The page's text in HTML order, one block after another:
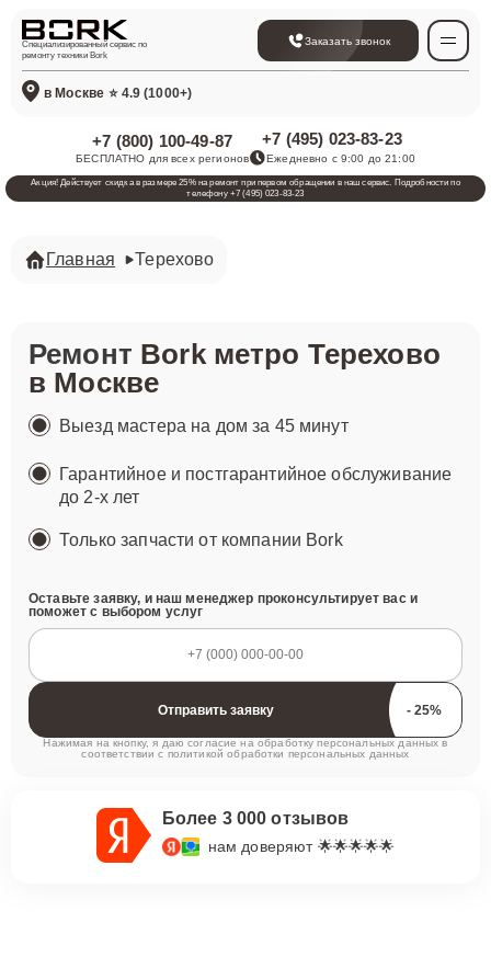
Специализированный сервис по
ремонту техники Bork
Заказать звонок
в Москве ⭐ 4.9 (1000+)
+7 (800) 100-49-87
БЕСПЛАТНО для всех регионов
+7 (495) 023-83-23
Ежедневно с 9:00 до 21:00
Акция! Действует скидка в размере 25% на ремонт при первом обращении в наш сервис. Подробности по
телефону +7 (495) 023-83-23
Главная Терехово
Ремонт Bork метро Терехово
в Москве
Выезд мастера на дом за 45 минут
Гарантийное и постгарантийное обслуживание
до 2-х лет
Только запчасти от компании Bork
Оставьте заявку, и наш менеджер проконсультирует вас и
поможет с выбором услуг
Отправить заявку
Нажимая на кнопку, я даю согласие на обработку персональных данных в
соответствии с политикой обработки персональных данных
Более 3 000 отзывов
нам доверяют 🌟🌟🌟🌟🌟